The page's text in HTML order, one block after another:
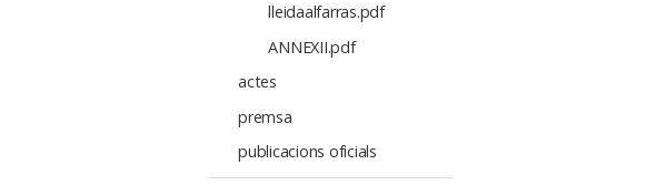
lleidaalfarras.pdf
ANNEXII.pdf
actes
premsa
publicacions oficials